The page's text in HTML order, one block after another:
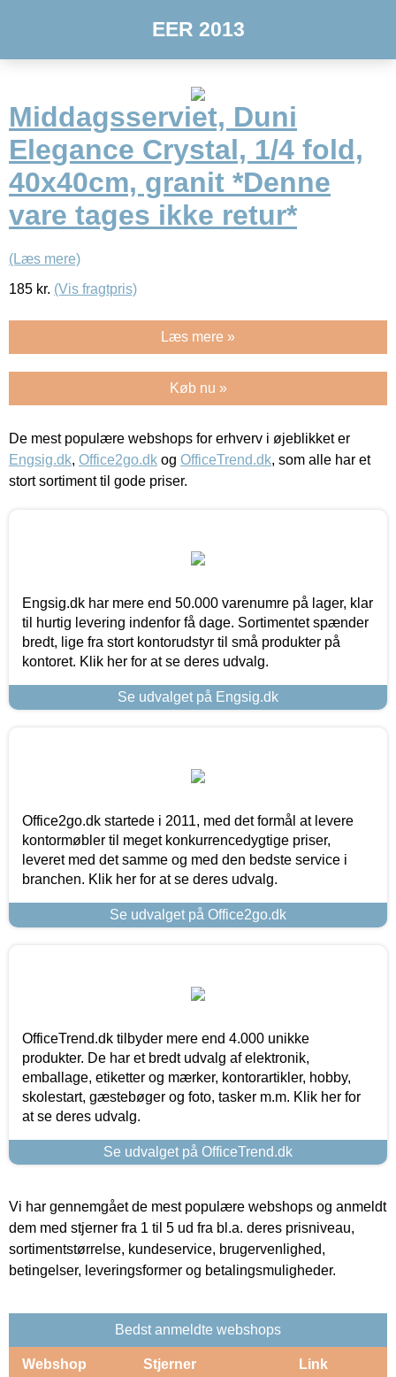
EER 2013
Middagsserviet, Duni
Elegance Crystal, 1/4 fold,
40x40cm, granit *Denne
vare tages ikke retur*
(Læs mere)
185 kr. (Vis fragtpris)
Læs mere »
Køb nu »
De mest populære webshops for erhverv i øjeblikket er
Engsig.dk, Office2go.dk og OfficeTrend.dk, som alle har et
stort sortiment til gode priser.
Engsig.dk har mere end 50.000 varenumre på lager, klar
til hurtig levering indenfor få dage. Sortimentet spænder
bredt, lige fra stort kontorudstyr til små produkter på
kontoret. Klik her for at se deres udvalg.
Se udvalget på Engsig.dk
Office2go.dk startede i 2011, med det formål at levere
kontormøbler til meget konkurrencedygtige priser,
leveret med det samme og med den bedste service i
branchen. Klik her for at se deres udvalg.
Se udvalget på Office2go.dk
OfficeTrend.dk tilbyder mere end 4.000 unikke
produkter. De har et bredt udvalg af elektronik,
emballage, etiketter og mærker, kontorartikler, hobby,
skolestart, gæstebøger og foto, tasker m.m. Klik her for
at se deres udvalg.
Se udvalget på OfficeTrend.dk
Vi har gennemgået de mest populære webshops og anmeldt
dem med stjerner fra 1 til 5 ud fra bl.a. deres prisniveau,
sortimentstørrelse, kundeservice, brugervenlighed,
betingelser, leveringsformer og betalingsmuligheder.
Bedst anmeldte webshops
Webshop Stjerner Link